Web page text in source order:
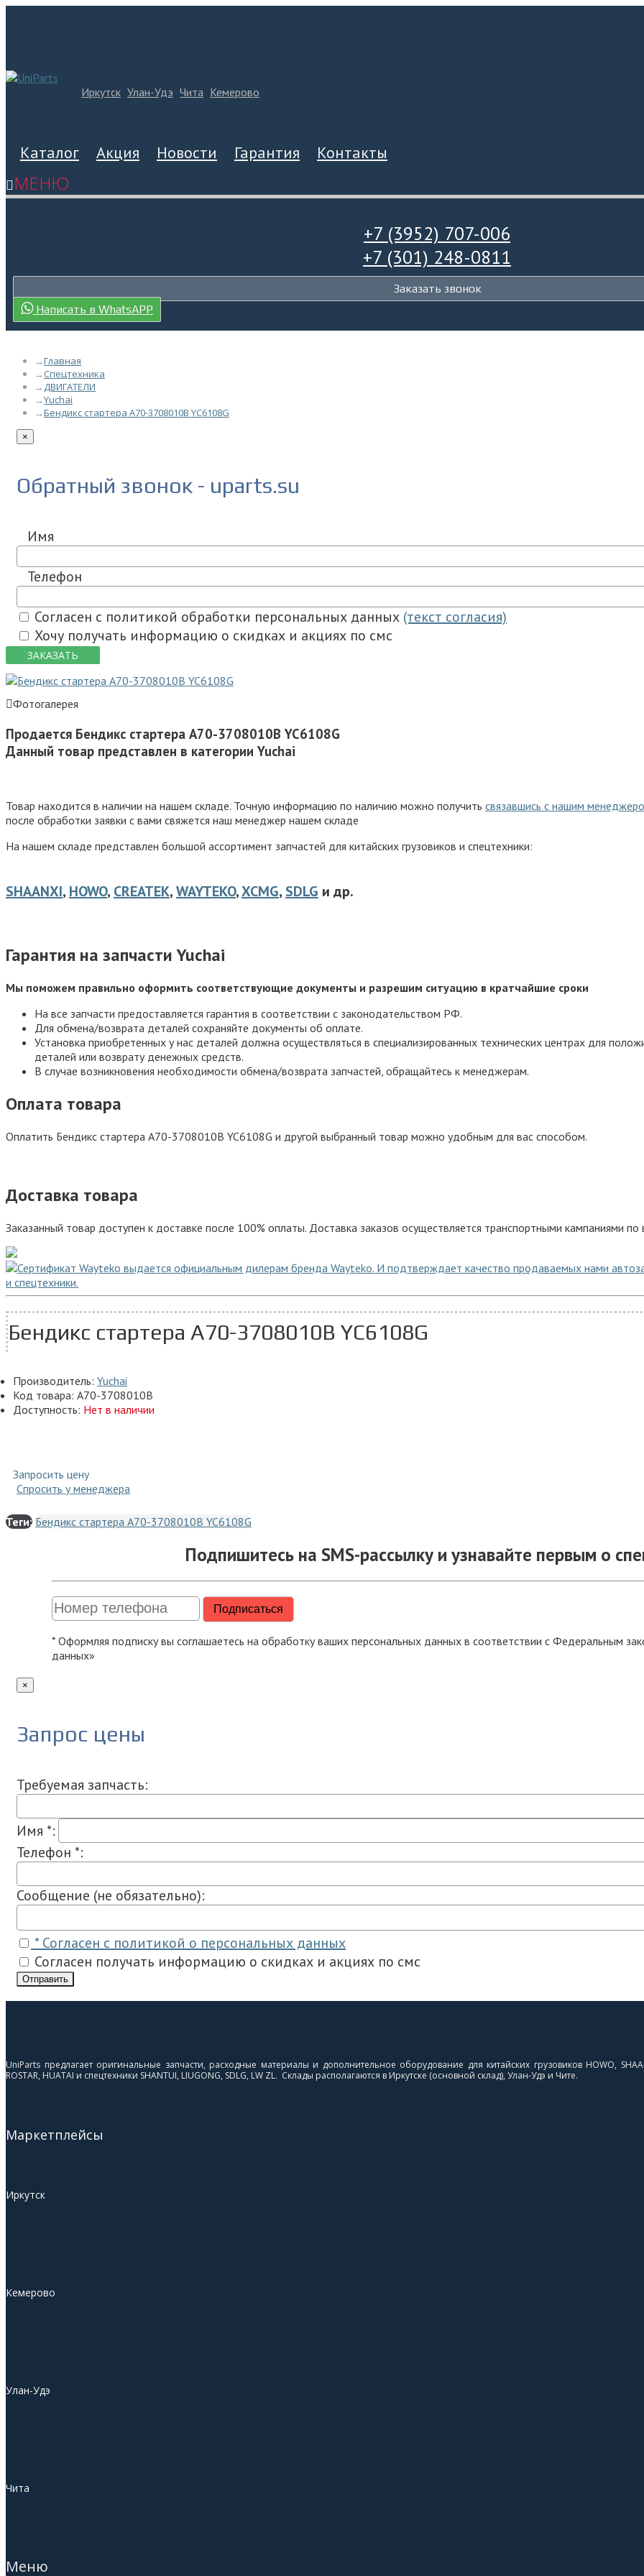
Иркутск Улан-Удэ Чита Кемерово
Каталог Акция Новости Гарантия Контакты
МЕНЮ
+7 (3952) 707-006
+7 (301) 248-0811
Заказать звонок
Написать в WhatsAPP
Главная
Спецтехника
ДВИГАТЕЛИ
Yuchai
Бендикс стартера А70-3708010В YC6108G
×
Обратный звонок - uparts.su
Имя
Телефон
Согласен с политикой обработки персональных данных (текст согласия)
Хочу получать информацию о скидках и акциях по смс
ЗАКАЗАТЬ
Фотогалерея
Продается Бендикс стартера А70-3708010В YC6108G
Данный товар представлен в категории Yuchai
Товар находится в наличии на нашем складе. Точную информацию по наличию можно получить связавшись с нашим
после обработки заявки с вами свяжется наш менеджер нашем складе
На нашем складе представлен большой ассортимент запчастей для китайских грузовиков и спецтехники:
SHAANXI, HOWO, CREATEK,WAYTEKO,XCMG, SDLG и др.
Гарантия на запчасти Yuchai
Мы поможем правильно оформить соответствующие документы и разрешим ситуацию в кратчайшие сроки
На все запчасти предоставляется гарантия в соответствии с законодательством РФ.
Для обмена/возврата деталей сохраняйте документы об оплате.
Установка приобретенных у нас деталей должна осуществляться в специализированных технических центрах для
деталей или возврату денежных средств.
В случае возникновения необходимости обмена/возврата запчастей, обращайтесь к менеджерам.
Оплата товара
Оплатить Бендикс стартера А70-3708010В YC6108G и другой выбранный товар можно удобным для вас способом.
Доставка товара
Заказанный товар доступен к доставке после 100% оплаты. Доставка заказов осуществляется транспортными кампаниями по
Бендикс стартера А70-3708010В YC6108G
Производитель: Yuchai
Код товара: А70-3708010В
Доступность: Нет в наличии
Запросить цену
Спросить у менеджера
Теги: Бендикс стартера А70-3708010В YC6108G
Подпишитесь на SMS-рассылку и узнавайте первым о
* Оформляя подписку вы соглашаетесь на обработку ваших персональных данных в соответствии с Федеральным
данных»
×
Запрос цены
Требуемая запчасть:
Имя *:
Телефон *:
Сообщение (не обязательно):
* Согласен с политикой о персональных данных
Согласен получать информацию о скидках и акциях по смс
Отправить
UniParts предлагает оригинальные запчасти, расходные материалы и дополнительное оборудование для китайских грузовиков HOWO,
ROSTAR, HUATAI и спецтехники SHANTUI, LIUGONG, SDLG, LW ZL. Склады располагаются в Иркутске (основной склад), Улан-Удэ и Чите.
Маркетплейсы
Иркутск
Кемерово
Улан-Удэ
Чита
Меню